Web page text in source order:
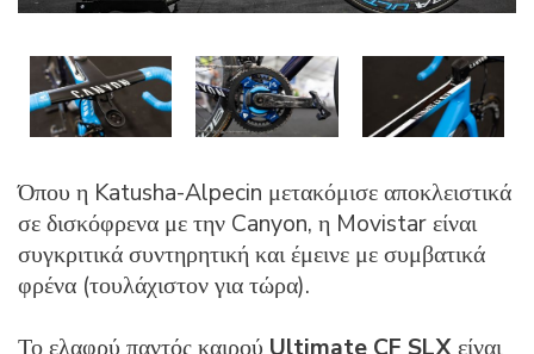
Όπου η Katusha-Alpecin μετακόμισε αποκλειστικά
σε δισκόφρενα με την Canyon, η Movistar είναι
συγκριτικά συντηρητική και έμεινε με συμβατικά
φρένα (τουλάχιστον για τώρα).